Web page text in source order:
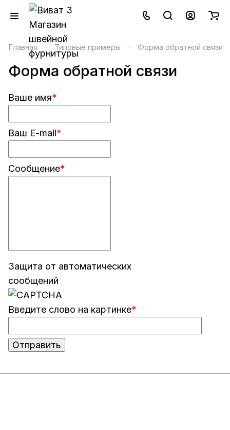
Главная – Типовые примеры – Форма обратной связи
Форма обратной связи
Ваше имя*
Ваш E-mail*
Сообщение*
Защита от автоматических
сообщений
Введите слово на картинке*